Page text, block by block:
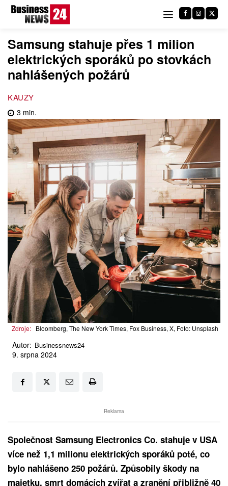
Samsung stahuje přes 1 milion
elektrických sporáků po stovkách
nahlášených požárů
KAUZY
3 min.
Zdroje: Bloomberg, The New York Times, Fox Business, X, Foto: Unsplash
Autor: Businessnews24
9. srpna 2024
Reklama
Společnost Samsung Electronics Co. stahuje v USA
více než 1,1 milionu elektrických sporáků poté, co
bylo nahlášeno 250 požárů. Způsobily škody na
majetku, smrt domácích zvířat a zranění přibližně 40